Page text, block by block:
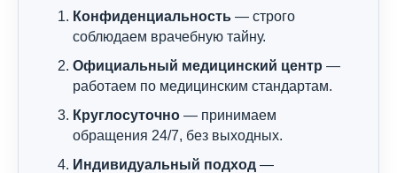
Конфиденциальность — строго
соблюдаем врачебную тайну.
Официальный медицинский центр —
работаем по медицинским стандартам.
Круглосуточно — принимаем
обращения 24/7, без выходных.
Индивидуальный подход —